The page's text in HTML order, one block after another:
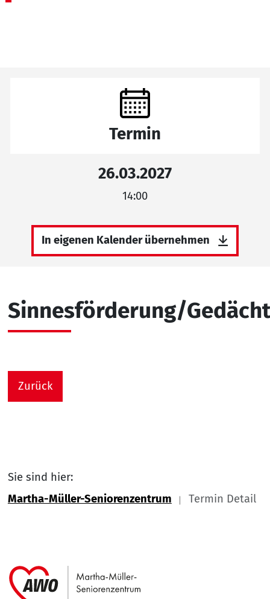
Sinnesförderung/
Termin
26.03.2027
14:00
In eigenen Kalender übernehmen
Zurück
Sie sind hier:
Martha-Müller-Seniorenzentrum
Termin Detail